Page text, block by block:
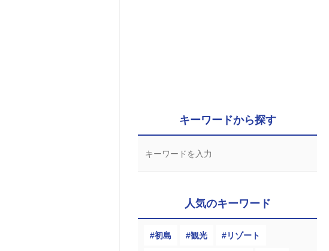
キーワードから探す
人気のキーワード
初島 観光 リゾート